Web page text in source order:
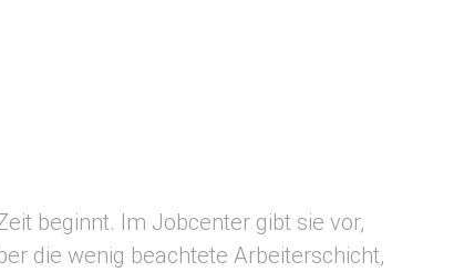
beginnt. Im Jobcenter gibt sie vor,
die wenig beachtete Arbeiterschicht,